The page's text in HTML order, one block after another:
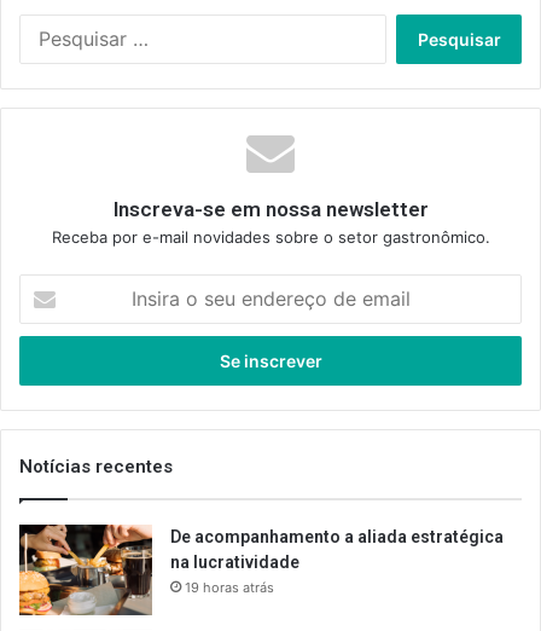
Inscreva-se em nossa newsletter
Receba por e-mail novidades sobre o setor gastronômico.
seu
de
email
Notícias recentes
De acompanhamento a aliada estratégica
na lucratividade
19 horas atrás